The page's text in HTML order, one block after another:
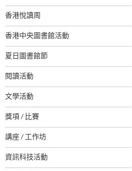
香港悅讀周
香港中央圖書館活動
夏日圖書館節
閱讀活動
文學活動
獎項 / 比賽
講座 / 工作坊
資訊科技活動